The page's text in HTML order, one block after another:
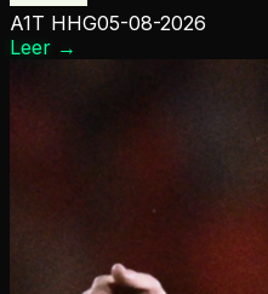
A1T HHG05-08-2026
Leer →